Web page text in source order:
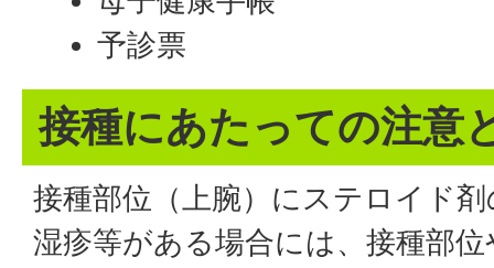
予診票
接種にあたっての注意
接種部位（上腕）にステロイド
湿疹等がある場合には、接種部